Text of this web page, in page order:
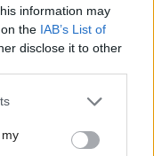
information may
the IAB’s List of
disclose it to other
or more Google
You may click to
third-party tags to
15